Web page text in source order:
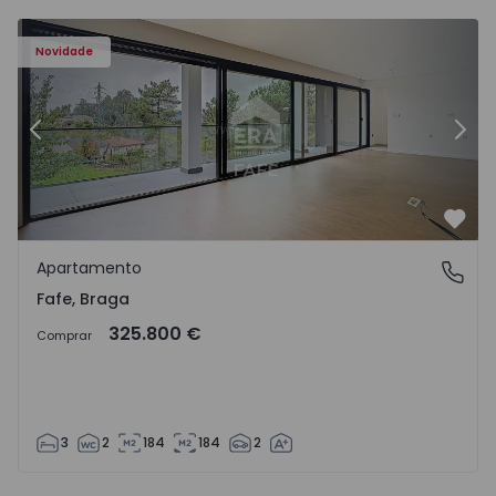
Novidade
Anterior
Fafe, Braga
Apartamento
Fafe, Braga
Comprar 325.800 €
3 2 184 184 2